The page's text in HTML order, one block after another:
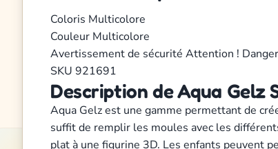
Coloris Multicolore
Couleur Multicolore
Avertissement de sécurité Attention !
SKU 921691
Description de Aqua Gelz
Aqua Gelz est une gamme permettant de
suffit de remplir les moules avec les
plat à une figurine 3D. Les enfants peuvent